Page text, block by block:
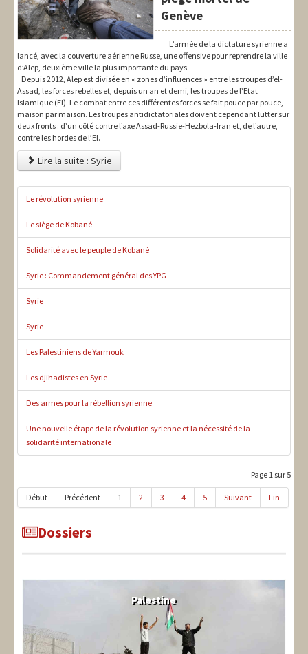
Genève
L’armée de la dictature syrienne a
lancé, avec la couverture aérienne Russe, une offensive pour reprendre la ville
d’Alep, deuxième ville la plus importante du pays.
Depuis 2012, Alep est divisée en « zones d’influences » entre les troupes d’el-
Assad, les forces rebelles et, depuis un an et demi, les troupes de l’Etat
Islamique (EI). Le combat entre ces différentes forces se fait pouce par pouce,
maison par maison. Les troupes antidictatoriales doivent cependant lutter sur
deux fronts : d’un côté contre l’axe Assad-Russie-Hezbola-Iran et, de l’autre,
contre les hordes de l’EI.
Lire la suite : Syrie
Le révolution syrienne
Le siège de Kobané
Solidarité avec le peuple de Kobané
Syrie : Commandement général des YPG
Syrie
Syrie
Les Palestiniens de Yarmouk
Les djihadistes en Syrie
Des armes pour la rébellion syrienne
Une nouvelle étape de la révolution syrienne et la nécessité de la
solidarité internationale
Page 1 sur 5
Début Précédent 1 2 3 4 5 Suivant Fin
Dossiers
Palestine